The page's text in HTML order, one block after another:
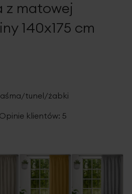
z matowej
140x175 cm
tunel/żabki
Opinie klientów: 5